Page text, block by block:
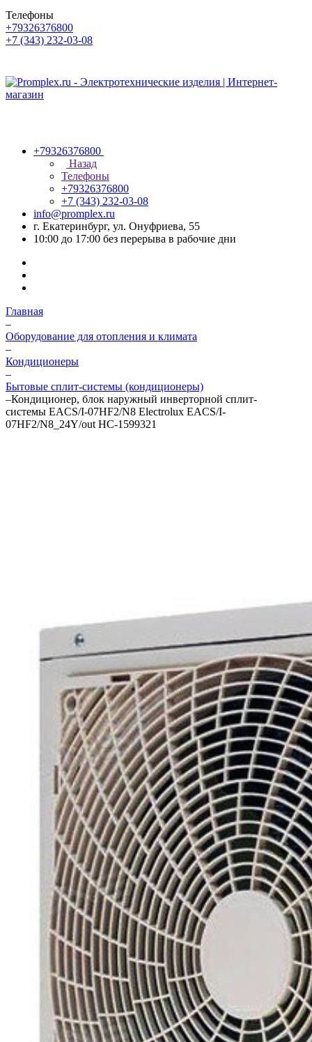
Телефоны
+79326376800
+7 (343) 232-03-08
+79326376800
Назад
Телефоны
+79326376800
+7 (343) 232-03-08
info@promplex.ru
г. Екатеринбург, ул. Онуфриева, 55
10:00 до 17:00 без перерыва в рабочие дни
Главная
–
Оборудование для отопления и климата
–
Кондиционеры
–
Бытовые сплит-системы (кондиционеры)
–Кондиционер, блок наружный инверторной сплит-
системы EACS/I-07HF2/N8 Electrolux EACS/I-
07HF2/N8_24Y/out НС-1599321